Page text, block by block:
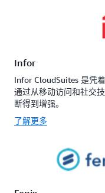
Infor
Infor CloudSuites 是凭
通过从移动访问和社交
断得到增强。
了解更多